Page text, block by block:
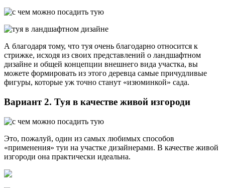
А благодаря тому, что туя очень благодарно относится к
стрижке, исходя из своих представлений о ландшафтном
дизайне и общей концепции внешнего вида участка, вы
можете формировать из этого деревца самые причудливые
фигуры, которые уж точно станут «изюминкой» сада.
Вариант 2. Туя в качестве живой изгороди
Это, пожалуй, один из самых любимых способов
«применения» туи на участке дизайнерами. В качестве живой
изгороди она практически идеальна.